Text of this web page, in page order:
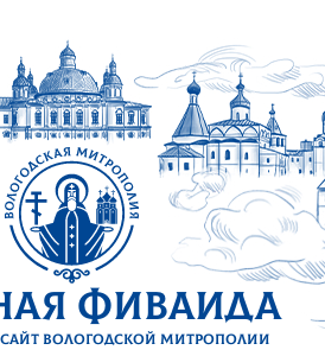
Фиваида
Вологодской митрополии